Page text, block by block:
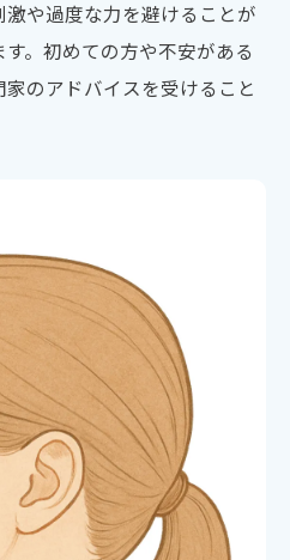
位を理解しリスクを回避
安心して活用するための
効くツボ活用のポイント
頭痛対策を始める基本ポ
にも使える鍼灸ツボの選
効な鍼灸とツボの活用術
や過度な力を避けることが
。初めての方や不安がある
のアドバイスを受けること